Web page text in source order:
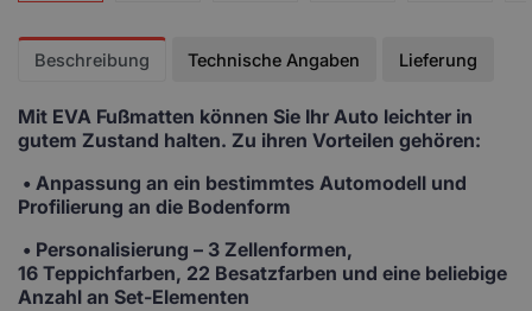
Beschreibung Technische Angaben Lieferung
Mit EVA Fußmatten können Sie Ihr Auto leichter in
gutem Zustand halten. Zu ihren Vorteilen gehören:
• Anpassung an ein bestimmtes Automodell und
Profilierung an die Bodenform
• Personalisierung – 3 Zellenformen,
16 Teppichfarben, 22 Besatzfarben und eine beliebige
Anzahl an Set-Elementen